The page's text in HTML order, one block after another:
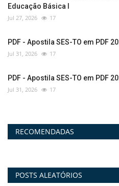
Educação Básica I
Jul 27, 2026 17
PDF - Apostila SES-TO em PDF
Jul 31, 2026 17
PDF - Apostila SES-TO em PDF
Jul 31, 2026 17
RECOMENDADAS
POSTS ALEATÓRIOS